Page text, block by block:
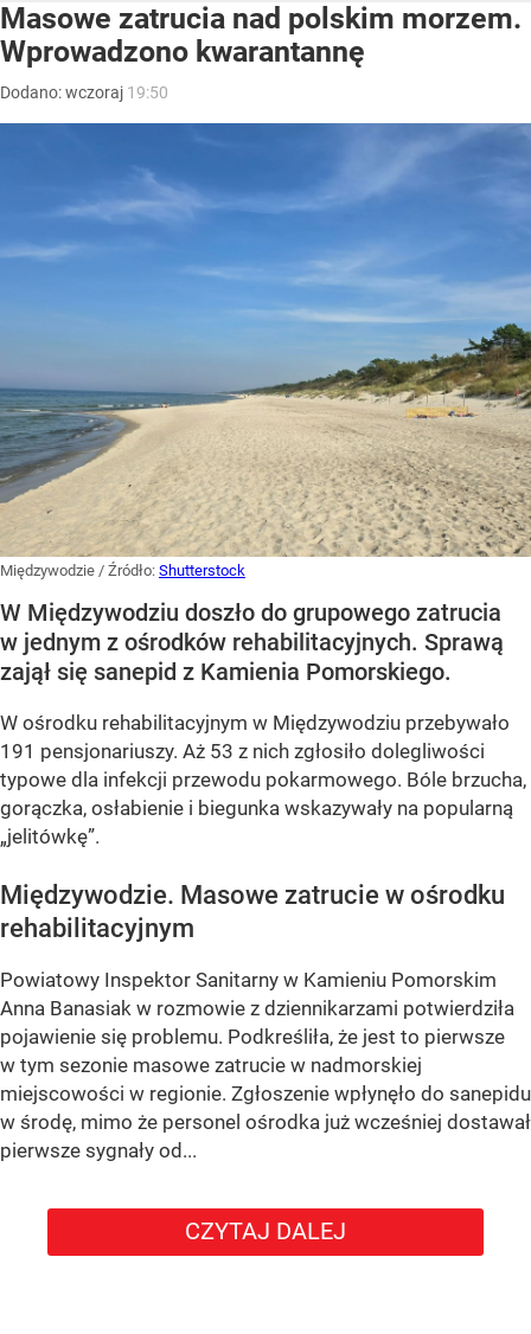
Masowe zatrucia nad polskim morzem.
Wprowadzono kwarantannę
Dodano:wczoraj 19:50
Międzywodzie / Źródło: Shutterstock
W Międzywodziu doszło do grupowego zatrucia
w jednym z ośrodków rehabilitacyjnych. Sprawą
zajął się sanepid z Kamienia Pomorskiego.
W ośrodku rehabilitacyjnym w Międzywodziu przebywało
191 pensjonariuszy. Aż 53 z nich zgłosiło dolegliwości
typowe dla infekcji przewodu pokarmowego. Bóle brzucha,
gorączka, osłabienie i biegunka wskazywały na popularną
„jelitówkę”.
Międzywodzie. Masowe zatrucie w ośrodku
rehabilitacyjnym
Powiatowy Inspektor Sanitarny w Kamieniu Pomorskim
Anna Banasiak w rozmowie z dziennikarzami potwierdziła
pojawienie się problemu. Podkreśliła, że jest to pierwsze
w tym sezonie masowe zatrucie w nadmorskiej
miejscowości w regionie. Zgłoszenie wpłynęło do sanepidu
w środę, mimo że personel ośrodka już wcześniej dostawał
pierwsze sygnały od...
CZYTAJ DALEJ